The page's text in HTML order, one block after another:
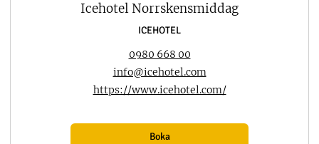
Icehotel Norrskensmiddag
ICEHOTEL
0980 668 00
info@icehotel.com
https://www.icehotel.com/
Boka